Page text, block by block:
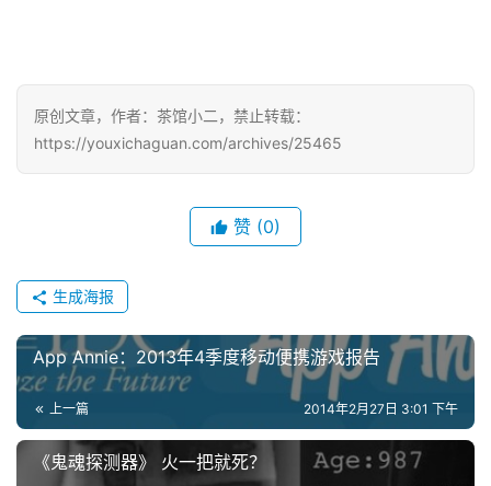
7
月
游
茶
对
接
会
原创文章，作者：茶馆小二，禁止转载：
https://youxichaguan.com/archives/25465
赞 (0)
生成海报
App Annie：2013年4季度移动便携游戏报告
上一篇 2014年2月27日 3:01 下午
《鬼魂探测器》 火一把就死？